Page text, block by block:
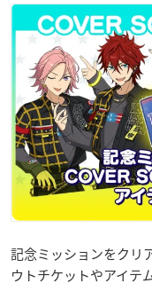
記念ミッションをクリ
ウトチケットやアイテ